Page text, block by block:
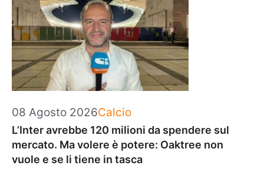
08 Agosto 2026Categorie
Calcio
L’Inter avrebbe 120 milioni da spendere sul
mercato. Ma volere è potere: Oaktree non
vuole e se li tiene in tasca